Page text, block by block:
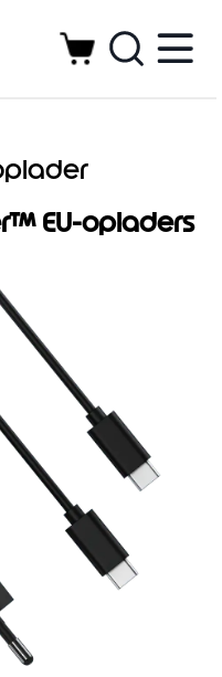
EU-opladers